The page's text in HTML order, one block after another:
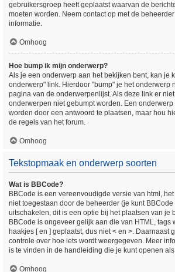
gebruikersgroep heeft geplaatst waarvan de
moeten worden. Neem contact op met de
informatie.
Omhoog
Hoe bump ik mijn onderwerp?
Als je een onderwerp aan het bekijken bent, kan je
onderwerp" link. Hierdoor "bump" je het onderwerp
pagina van de onderwerpenlijst. Als deze link er
onderwerpen niet gebumpt worden. Een
worden door een antwoord te plaatsen, maar hou
de regels van het forum.
Omhoog
Tekstopmaak en onderwerp soorten
Wat is BBCode?
BBCode is een vereenvoudigde versie van html,
niet toegestaan door de beheerder (je kunt
uitschakelen, dit is een optie bij het plaatsen van je
BBCode is ongeveer gelijk aan die van HTML, tags
haakjes [ en ] geplaatst, dus niet < en >. Daarnaast
controle over hoe iets wordt weergegeven. Meer
is te vinden in de handleiding die je kunt openen
Omhoog